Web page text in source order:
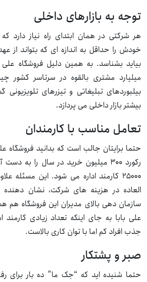
توجه به بازارهای داخلی
هر شرکتی در همان ابتدای راه نیاز دارد
خودش را حداقل به اندازه ای که بتواند از
بیاید بشناسد. به همین دلیل فروشگاه
میلیارد مشتری بالقوه در سرتاسر کشور
بیلبوردهای تبلیغاتی و تیزرهای
بیشتر بازار داخلی می پردازد.
تعامل مناسب با کارمندان
حتما برایتان جالب است که بدانید فروشگاه
رکورد ۳۰۰ میلیون خرید در سال را به
۲۵۰۰۰ کارمند اداره می شود. این مسئله
العاده در هزینه های شرکت، نشان دهنده
سازمان دهی بالای مدیران این فروشگاه
علی بابا به جای اینکه تعداد زیادی کارمند
جذب افراد کم اما با توان کاری بالاست.
صبر و پشتکار
حتما شنیده اید که “جک ما” ده بار برای